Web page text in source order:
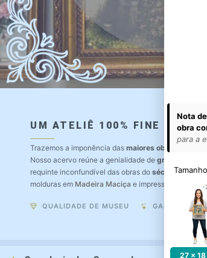
UM ATELIÊ 100% FINE ART
Trazemos a imponência das maiores obras de arte
Nosso acervo reúne a genialidade de grandes
requinte inconfundível das obras do século XIX.
molduras em Madeira Maciça e impressão com
QUALIDADE DE MUSEU GARANTIA
Nota
obra
para a
-
27 x